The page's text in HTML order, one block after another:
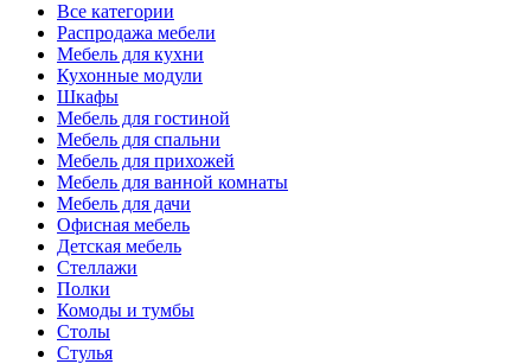
Все категории
Распродажа мебели
Мебель для кухни
Кухонные модули
Шкафы
Мебель для гостиной
Мебель для спальни
Мебель для прихожей
Мебель для ванной комнаты
Мебель для дачи
Офисная мебель
Детская мебель
Стеллажи
Полки
Комоды и тумбы
Столы
Стулья